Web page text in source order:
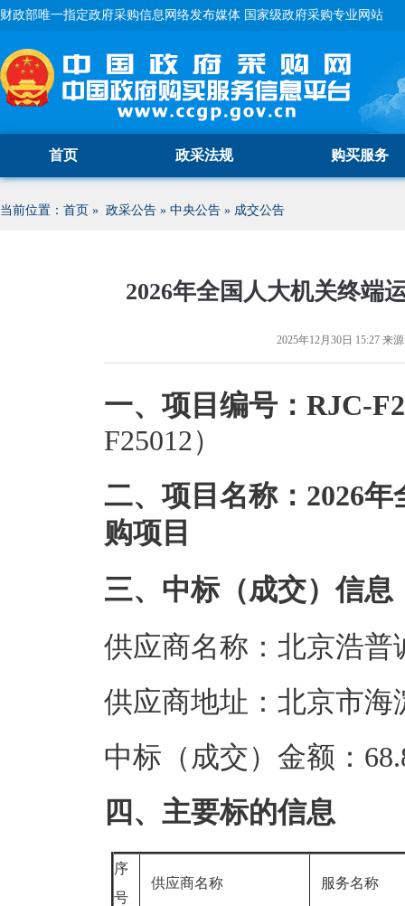
财政部唯一指定政府采购信息网络发布媒体 国家级政府采购专业网站
首页 政采法规 购买服务
当前位置： 首页 » 政采公告 » 中央公告 » 成交公告
2026年全国人大机关终端
2025年12月30日 15:27 来
一、项目编号：RJC-
F25012）
二、项目名称：2026
购项目
三、中标（成交）信息
供应商名称：北京浩普
供应商地址：北京市海
中标（成交）金额：
四、主要标的信息
序
号
供应商名称 服务名称